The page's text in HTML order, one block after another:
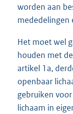
worden aan
mededelingen
Het moet wel
houden met
artikel 1a,
openbaar
gebruiken
lichaam in